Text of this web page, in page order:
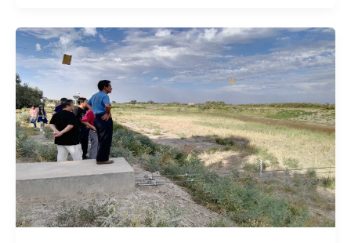
助
力
澜
湄
合
作